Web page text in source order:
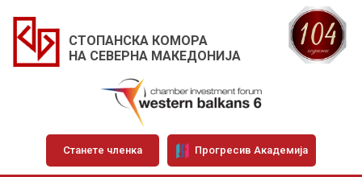
СТОПАНСКА КОМОРА
НА СЕВЕРНА МАКЕДОНИЈА
Станете членка Прогресив Академија